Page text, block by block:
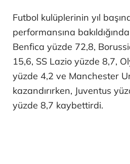
Futbol kulüplerinin yıl
performansına bakıldığında
Benfica yüzde 72,8,
15,6, SS Lazio yüzde 8,7,
yüzde 4,2 ve Manchester
kazandırırken, Juventus
yüzde 8,7 kaybettirdi.